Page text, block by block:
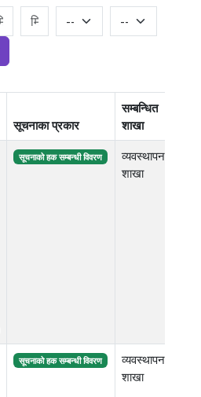
सूचनाका प्रकार
सम्बन्धित
शाखा
सूचनाको हक सम्बन्धी विवरण
व्यवस्थापन
शाखा
सूचनाको हक सम्बन्धी विवरण
व्यवस्थापन
शाखा